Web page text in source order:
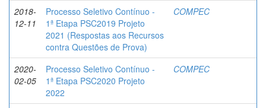
2018-
12-11
Processo Seletivo Contínuo -
1ª Etapa PSC2019 Projeto
2021 (Respostas aos Recursos
contra Questões de Prova)
COMPEC
2020-
02-05
Processo Seletivo Contínuo -
1ª Etapa PSC2020 Projeto
2022
COMPEC